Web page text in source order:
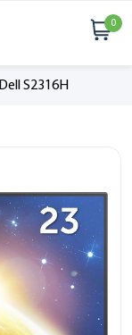
0
Dell S2316H